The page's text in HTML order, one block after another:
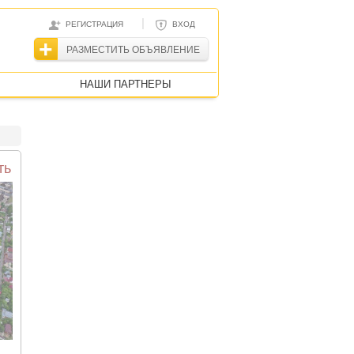
РЕГИСТРАЦИЯ | ВХОД
РАЗМЕСТИТЬ ОБЪЯВЛЕНИЕ
НАШИ ПАРТНЕРЫ